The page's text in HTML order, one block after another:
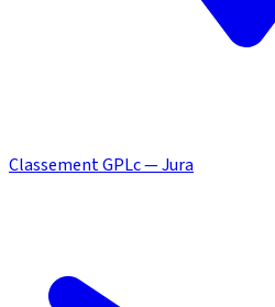
Classement GPLc — Jura